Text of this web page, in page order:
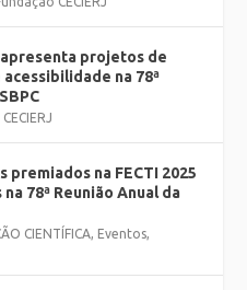
projetos de
na 78ª
premiados na FECTI 2025
78ª Reunião Anual da
CIENTÍFICA, Eventos,